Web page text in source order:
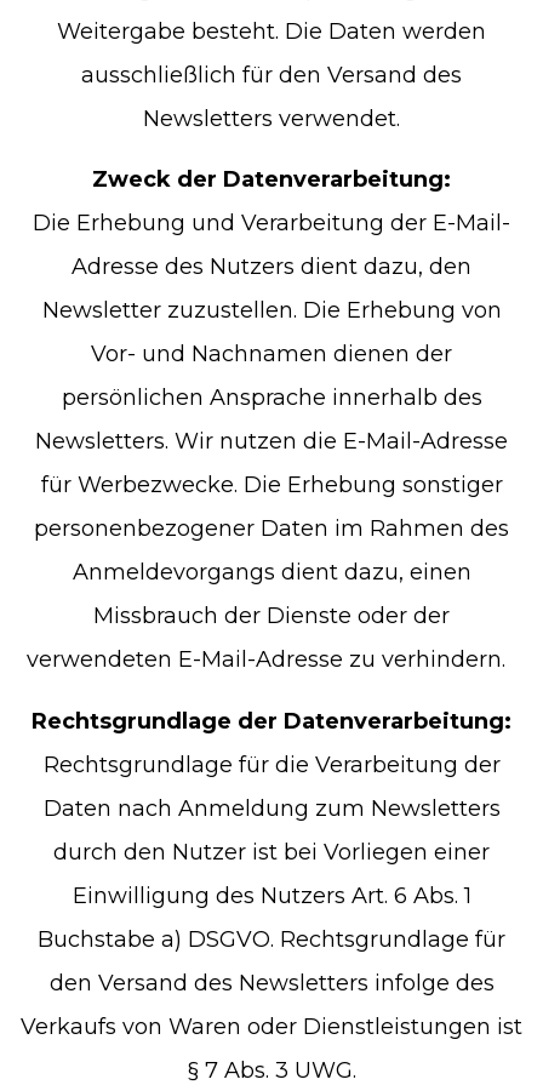
Weitergabe besteht. Die Daten werden
ausschließlich für den Versand des
Newsletters verwendet.
Zweck der Datenverarbeitung:
Die Erhebung und Verarbeitung der E-Mail-
Adresse des Nutzers dient dazu, den
Newsletter zuzustellen. Die Erhebung von
Vor- und Nachnamen dienen der
persönlichen Ansprache innerhalb des
Newsletters. Wir nutzen die E-Mail-Adresse
für Werbezwecke. Die Erhebung sonstiger
personenbezogener Daten im Rahmen des
Anmeldevorgangs dient dazu, einen
Missbrauch der Dienste oder der
verwendeten E-Mail-Adresse zu verhindern.
Rechtsgrundlage der Datenverarbeitung:
Rechtsgrundlage für die Verarbeitung der
Daten nach Anmeldung zum Newsletters
durch den Nutzer ist bei Vorliegen einer
Einwilligung des Nutzers Art. 6 Abs. 1
Buchstabe a) DSGVO. Rechtsgrundlage für
den Versand des Newsletters infolge des
Verkaufs von Waren oder Dienstleistungen ist
§ 7 Abs. 3 UWG.